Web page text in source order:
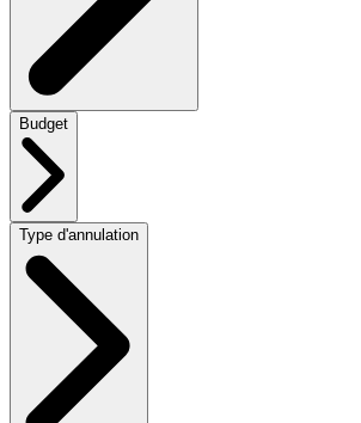
Budget
Type d'annulation